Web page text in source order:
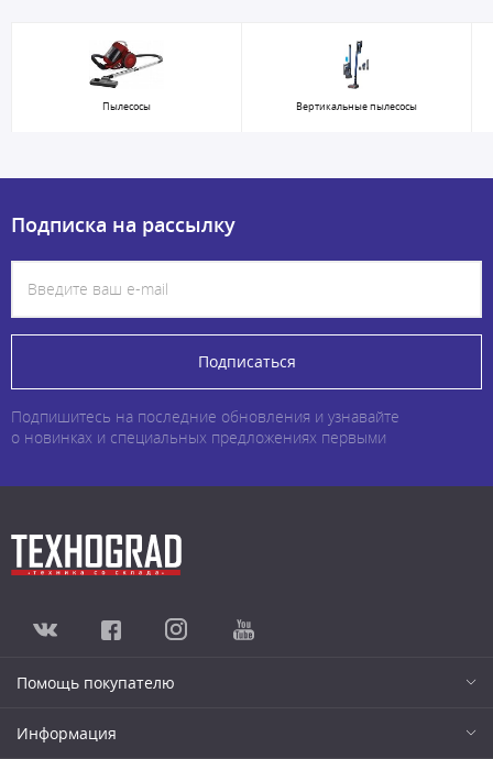
Пылесосы Вертикальные пылесосы
Подписка на рассылку
Подписаться
Подпишитесь на последние обновления и узнавайте
о новинках и специальных предложениях первыми
Помощь покупателю
Информация